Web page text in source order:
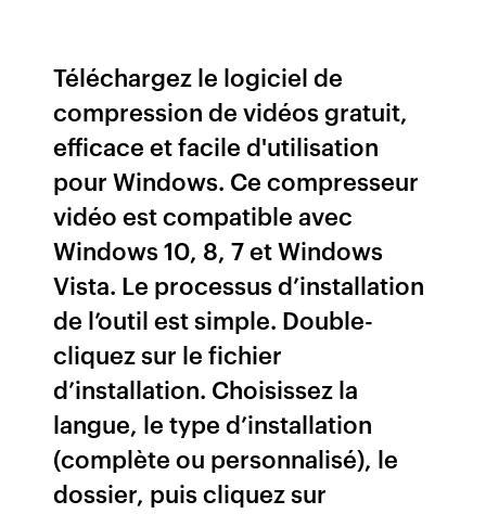
Téléchargez le logiciel de
compression de vidéos gratuit,
efficace et facile d'utilisation
pour Windows. Ce compresseur
vidéo est compatible avec
Windows 10, 8, 7 et Windows
Vista. Le processus d’installation
de l’outil est simple. Double-
cliquez sur le fichier
d’installation. Choisissez la
langue, le type d’installation
(complète ou personnalisé), le
dossier, puis cliquez sur